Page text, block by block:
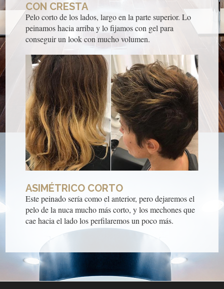
CON CRESTA
Pelo corto de los lados, largo en la parte superior. Lo
peinamos hacia arriba y lo fijamos con gel para
conseguir un look con mucho volumen.
ASIMÉTRICO CORTO
Este peinado sería como el anterior, pero dejaremos el
pelo de la nuca mucho más corto, y los mechones que
cae hacia el lado los perfilaremos un poco más.